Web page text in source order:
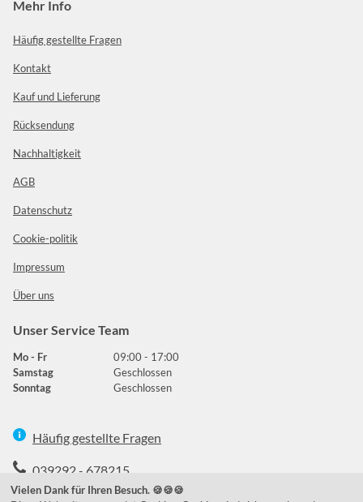
Mehr Info
Häufig gestellte Fragen
Kontakt
Kauf und Lieferung
Rücksendung
Nachhaltigkeit
AGB
Datenschutz
Cookie-politik
Impressum
Über uns
Unser Service Team
Mo - Fr
09:00 - 17:00
Samstag
Geschlossen
Sonntag
Geschlossen
Häufig gestellte Fragen
039292 - 678215
Vielen Dank für Ihren Besuch. 🍪🍪🍪